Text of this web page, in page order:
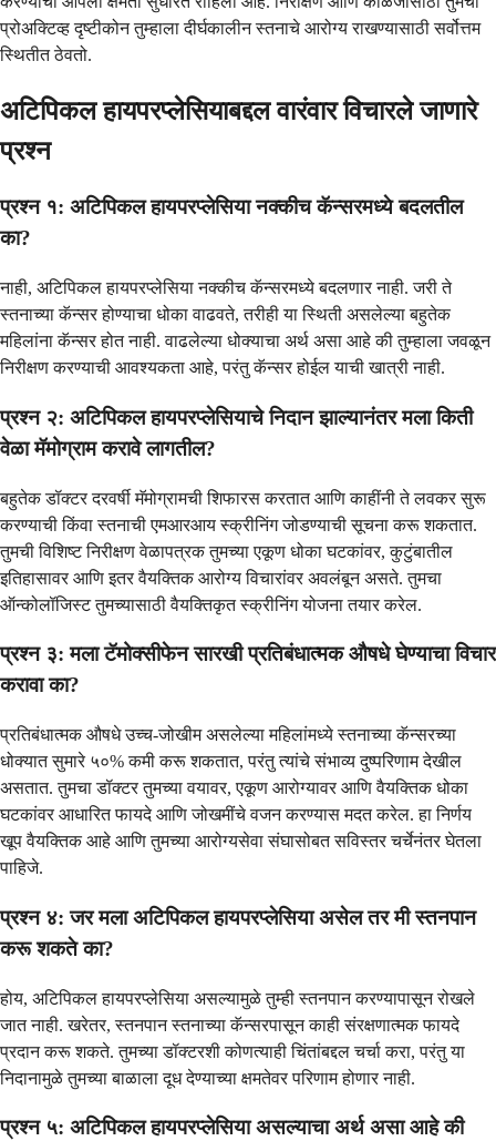
प्रोअक्टिव्ह दृष्टीकोन तुम्हाला दीर्घकालीन स्तनाचे आरोग्य राखण्यासाठी सर्वोत्तम
स्थितीत ठेवतो.
अटिपिकल हायपरप्लेसियाबद्दल वारंवार विचारले जाणारे
प्रश्न
प्रश्न १: अटिपिकल हायपरप्लेसिया नक्कीच कॅन्सरमध्ये बदलतील
का?
नाही, अटिपिकल हायपरप्लेसिया नक्कीच कॅन्सरमध्ये बदलणार नाही. जरी ते
स्तनाच्या कॅन्सर होण्याचा धोका वाढवते, तरीही या स्थिती असलेल्या बहुतेक
महिलांना कॅन्सर होत नाही. वाढलेल्या धोक्याचा अर्थ असा आहे की तुम्हाला जवळून
निरीक्षण करण्याची आवश्यकता आहे, परंतु कॅन्सर होईल याची खात्री नाही.
प्रश्न २: अटिपिकल हायपरप्लेसियाचे निदान झाल्यानंतर मला किती
वेळा मॅमोग्राम करावे लागतील?
बहुतेक डॉक्टर दरवर्षी मॅमोग्रामची शिफारस करतात आणि काहींनी ते लवकर सुरू
करण्याची किंवा स्तनाची एमआरआय स्क्रीनिंग जोडण्याची सूचना करू शकतात.
तुमची विशिष्ट निरीक्षण वेळापत्रक तुमच्या एकूण धोका घटकांवर, कुटुंबातील
इतिहासावर आणि इतर वैयक्तिक आरोग्य विचारांवर अवलंबून असते. तुमचा
ऑन्कोलॉजिस्ट तुमच्यासाठी वैयक्तिकृत स्क्रीनिंग योजना तयार करेल.
प्रश्न ३: मला टॅमोक्सीफेन सारखी प्रतिबंधात्मक औषधे घेण्याचा विचार
करावा का?
प्रतिबंधात्मक औषधे उच्च-जोखीम असलेल्या महिलांमध्ये स्तनाच्या कॅन्सरच्या
धोक्यात सुमारे ५०% कमी करू शकतात, परंतु त्यांचे संभाव्य दुष्परिणाम देखील
असतात. तुमचा डॉक्टर तुमच्या वयावर, एकूण आरोग्यावर आणि वैयक्तिक धोका
घटकांवर आधारित फायदे आणि जोखमींचे वजन करण्यास मदत करेल. हा निर्णय
खूप वैयक्तिक आहे आणि तुमच्या आरोग्यसेवा संघासोबत सविस्तर चर्चेनंतर घेतला
पाहिजे.
प्रश्न ४: जर मला अटिपिकल हायपरप्लेसिया असेल तर मी स्तनपान
करू शकते का?
होय, अटिपिकल हायपरप्लेसिया असल्यामुळे तुम्ही स्तनपान करण्यापासून रोखले
जात नाही. खरेतर, स्तनपान स्तनाच्या कॅन्सरपासून काही संरक्षणात्मक फायदे
प्रदान करू शकते. तुमच्या डॉक्टरशी कोणत्याही चिंतांबद्दल चर्चा करा, परंतु या
निदानामुळे तुमच्या बाळाला दूध देण्याच्या क्षमतेवर परिणाम होणार नाही.
प्रश्न ५: अटिपिकल हायपरप्लेसिया असल्याचा अर्थ असा आहे की